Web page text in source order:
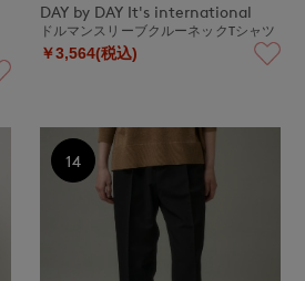
DAY by DAY It's international
ドルマンスリーブクルーネックTシャツ
￥3,564(税込)
14